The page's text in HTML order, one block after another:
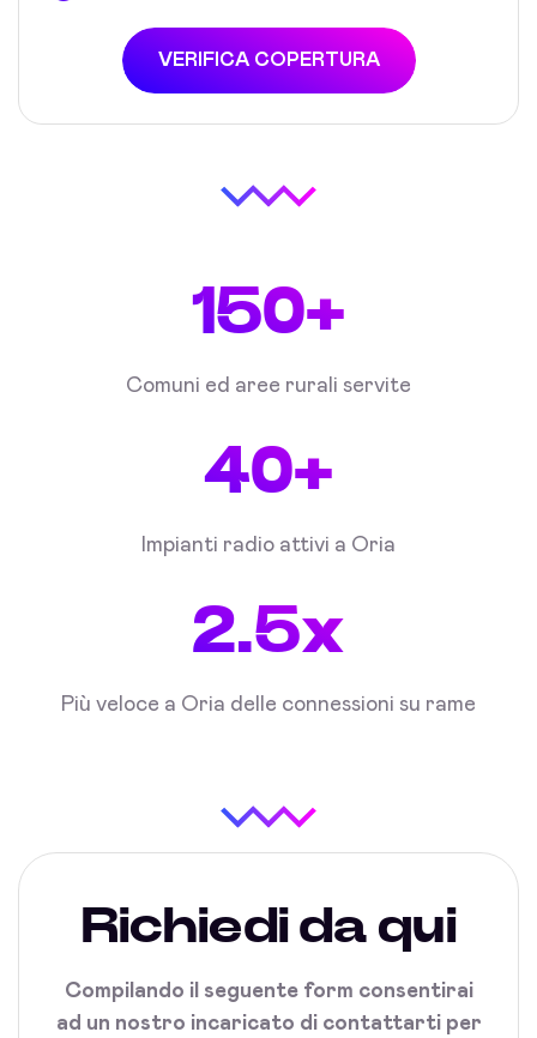
VERIFICA COPERTURA
150+
Comuni ed aree rurali servite
40+
Impianti radio attivi a Oria
2.5x
Più veloce a Oria delle connessioni su rame
Richiedi da qui
Compilando il seguente form consentirai
ad un nostro incaricato di contattarti per